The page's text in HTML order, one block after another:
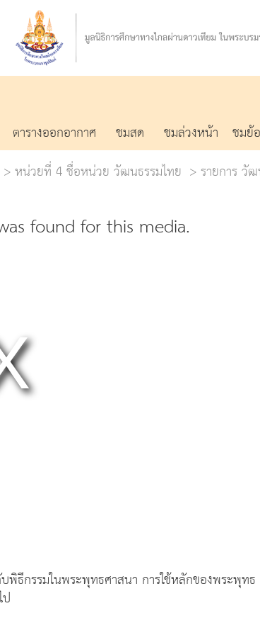
ตารางออกอากาศ ชมสด ชมล่วงหน้า ชมย้
หน่วยที่ 4 ชื่อหน่วย วัฒนธรรมไทย
รายการ วั
found for this media.
พิธีกรรมในพระพุทธศาสนา การใช้หลักของพระพุทธ